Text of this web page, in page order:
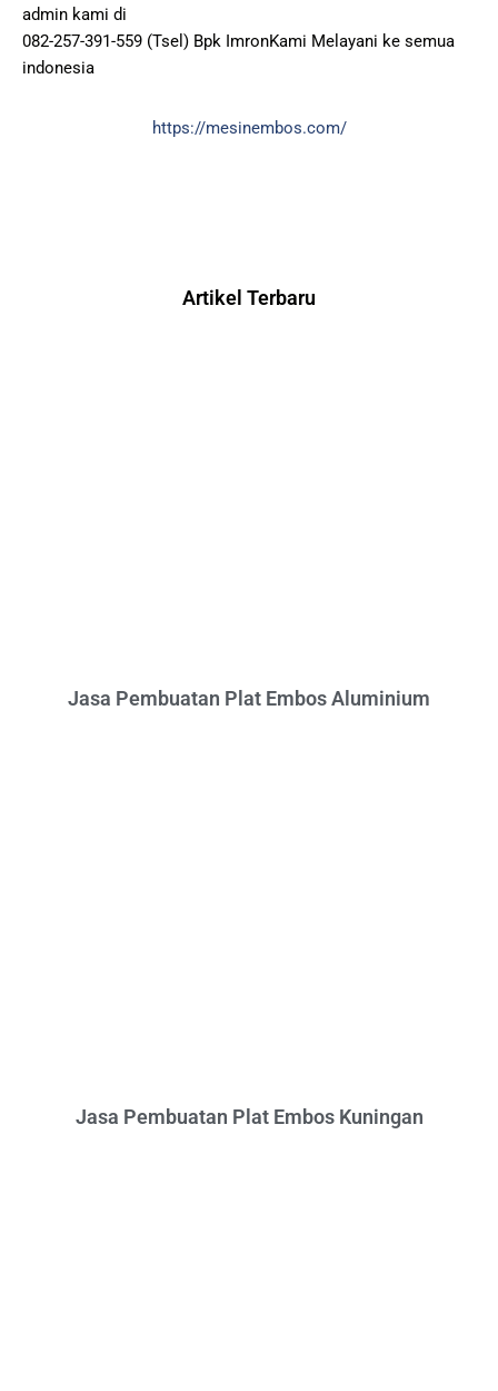
admin kami di
082-257-391-559 (Tsel) Bpk ImronKami Melayani ke semua
indonesia
https://mesinembos.com/
Artikel Terbaru
Jasa Pembuatan Plat Embos Aluminium
Jasa Pembuatan Plat Embos Kuningan